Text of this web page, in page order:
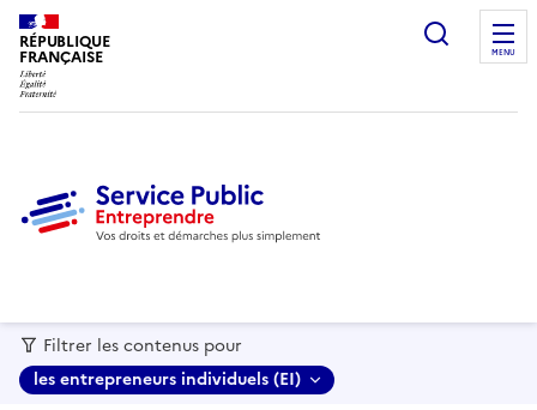
RÉPUBLIQUE
FRANÇAISE MENU
Filtrer les contenus pour
les entrepreneurs individuels (EI)